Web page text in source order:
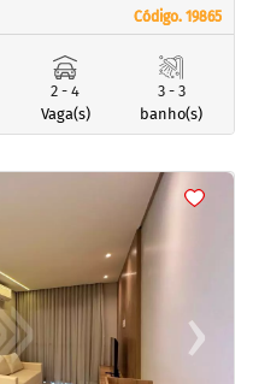
Código. 19865
Código. 19865
2 - 4
Vaga(s)
3 - 3
banho(s)
›
Next